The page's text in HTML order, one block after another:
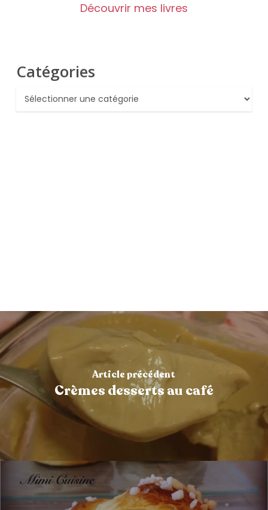
Découvrir mes livres
Catégories
Catégories
Article précédent
Crèmes desserts au café